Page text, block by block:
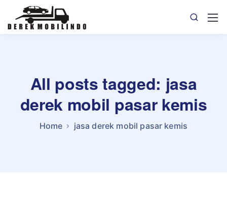
All posts tagged: jasa
derek mobil pasar kemis
Home jasa derek mobil pasar kemis